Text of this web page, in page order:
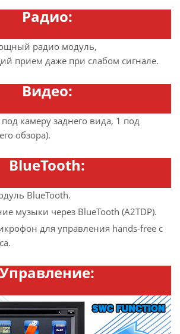
Радио:
радио модуль,
прием даже при слабом сигнале.
Видео:
камеру заднего вида, 1 под
обзора).
BlueTooth:
BlueTooth.
музыки через BlueTooth (A2TDP).
для управления hands-free с
Управление: